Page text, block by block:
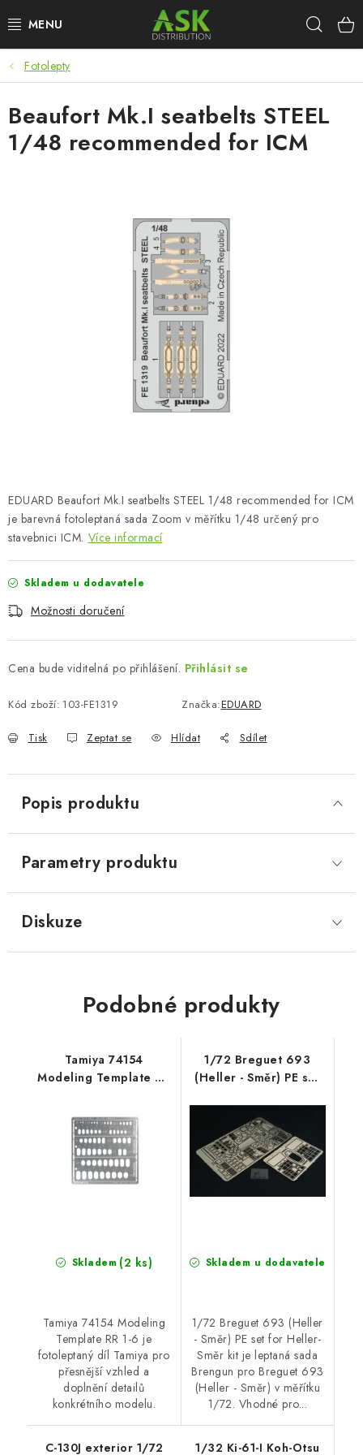
na
WARHAMMER
ASK PRODUKTY
NOVINKY
DOPLŇKY K MODELŮM
PRODÁVANÉ ZNAČKY
Velkoobchod (B2B)
FAQ Hromadná objednávka
Fotolepty
EDUARD Beaufort Mk.I seatbelts STEEL 1/48 recommended for ICM
je barevná fotoleptaná sada Zoom v měřítku 1/48 určený pro
stavebnici ICM. Více informací
Skladem u dodavatele
Možnosti doručení
Cena bude viditelná po přihlášení. Přihlásit se
Kód zboží: 103-FE1319 Značka:EDUARD
Tisk Zeptat se Hlídat Sdílet
Beaufort Mk.I seatbelts STEEL
1/48 recommended for ICM
Popis produktu
Parametry produktu
Diskuze
Podobné produkty
Tamiya 74154
Modeling Template RR
Skladem (2 ks)
Tamiya 74154 Modeling
Template RR 1-6 je
fotoleptaný díl Tamiya pro
přesnější vzhled a
doplnění detailů
konkrétního modelu.
1/72 Breguet 693
(Heller - Směr) PE set
Skladem u dodavatele
1/72 Breguet 693 (Heller
- Směr) PE set for Heller-
Směr kit je leptaná sada
Brengun pro Breguet 693
(Heller - Směr) v měřítku
1/72. Vhodné pro...
C-130J exterior 1/72 1/32 Ki-61-I Koh-Otsu